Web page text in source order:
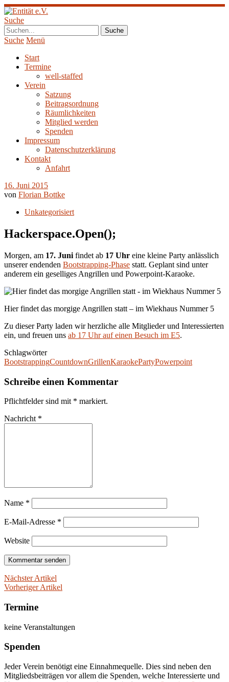
Suche
Suche Menü
Start
Termine
well-staffed
Verein
Satzung
Beitragsordnung
Räumlichkeiten
Mitglied werden
Spenden
Impressum
Datenschutzerklärung
Kontakt
Anfahrt
16. Juni 2015
von Florian Bottke
Unkategorisiert
Hackerspace.Open();
Morgen, am 17. Juni findet ab 17 Uhr eine kleine Party anlässlich
unserer endenden Bootstrapping-Phase statt. Geplant sind unter
anderem ein geselliges Angrillen und Powerpoint-Karaoke.
Hier findet das morgige Angrillen statt – im Wiekhaus Nummer 5
Zu dieser Party laden wir herzliche alle Mitglieder und Interessierten
ein, und freuen uns ab 17 Uhr auf einen Besuch im E5.
Schlagwörter
BootstrappingCountdownGrillenKaraokePartyPowerpoint
Schreibe einen Kommentar
Pflichtfelder sind mit * markiert.
Nachricht *
Name *
E-Mail-Adresse *
Website
Nächster Artikel
Vorheriger Artikel
Termine
keine Veranstaltungen
Spenden
Jeder Verein benötigt eine Einnahmequelle. Dies sind neben den
Mitgliedsbeiträgen vor allem die Spenden, welche Interessierte und